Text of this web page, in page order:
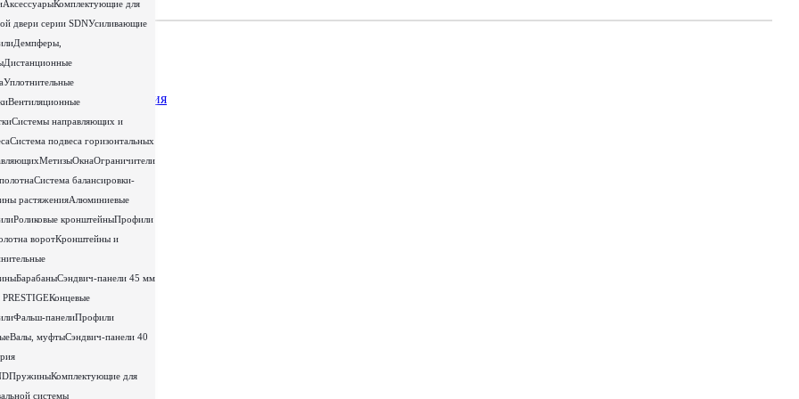
АксессуарыКомплектующие для
двери серии SDNУсиливающие
Демпферы,
Дистанционные
Уплотнительные
Вентиляционные
Системы направляющих и
Система подвеса горизонтальных
МетизыОкнаОграничители
Система балансировки-
растяженияАлюминиевые
Роликовые кронштейныПрофили
воротКронштейны и
БарабаныСэндвич-панели 45 мм
PRESTIGEКонцевые
Фальш-панелиПрофили
Валы, муфтыСэндвич-панели 40
ПружиныКомплектующие для
системы